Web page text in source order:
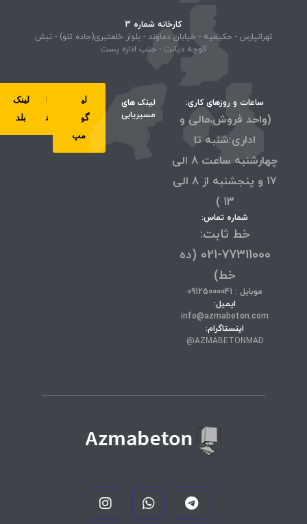
کارخانه شماره 3
تهرانپارس - حکیمیه - خیابان دماوند - بلوار خلعتبری(جاده تلو) - نبش
کوچه دیانت - جنب اداره پست
ساعات و روزهای کاری:
(واحد فروش،مالی و
اداری:شنبه تا
چهارشنبه ساعت 8 الی
17 و پنجشنبه از 8 الی
13 )
شماره تماس:
خط ثابت:
77311000-021 (ده
خط)
موبایل : 09125000041
ایمیل:
info@azmabeton.com
اینستاگرام:
AZMABETONMAD@
لینک های
مسیریابی
لینک
گوگل
مپ
لینک
نشان
لینک
بلد